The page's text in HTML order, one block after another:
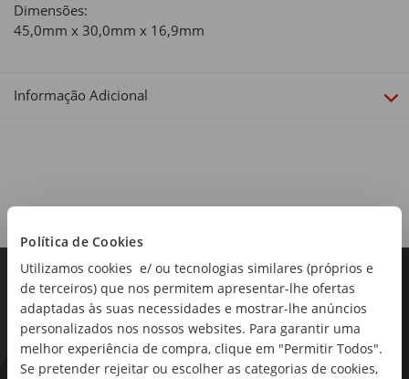
Política de Cookies
Utilizamos cookies e/ ou tecnologias similares (próprios e
de terceiros) que nos permitem apresentar-lhe ofertas
adaptadas às suas necessidades e mostrar-lhe anúncios
personalizados nos nossos websites. Para garantir uma
melhor experiência de compra, clique em "Permitir Todos".
Se pretender rejeitar ou escolher as categorias de cookies,
Dimensões:
45,0mm x 30,0mm x 16,9mm
Informação Adicional